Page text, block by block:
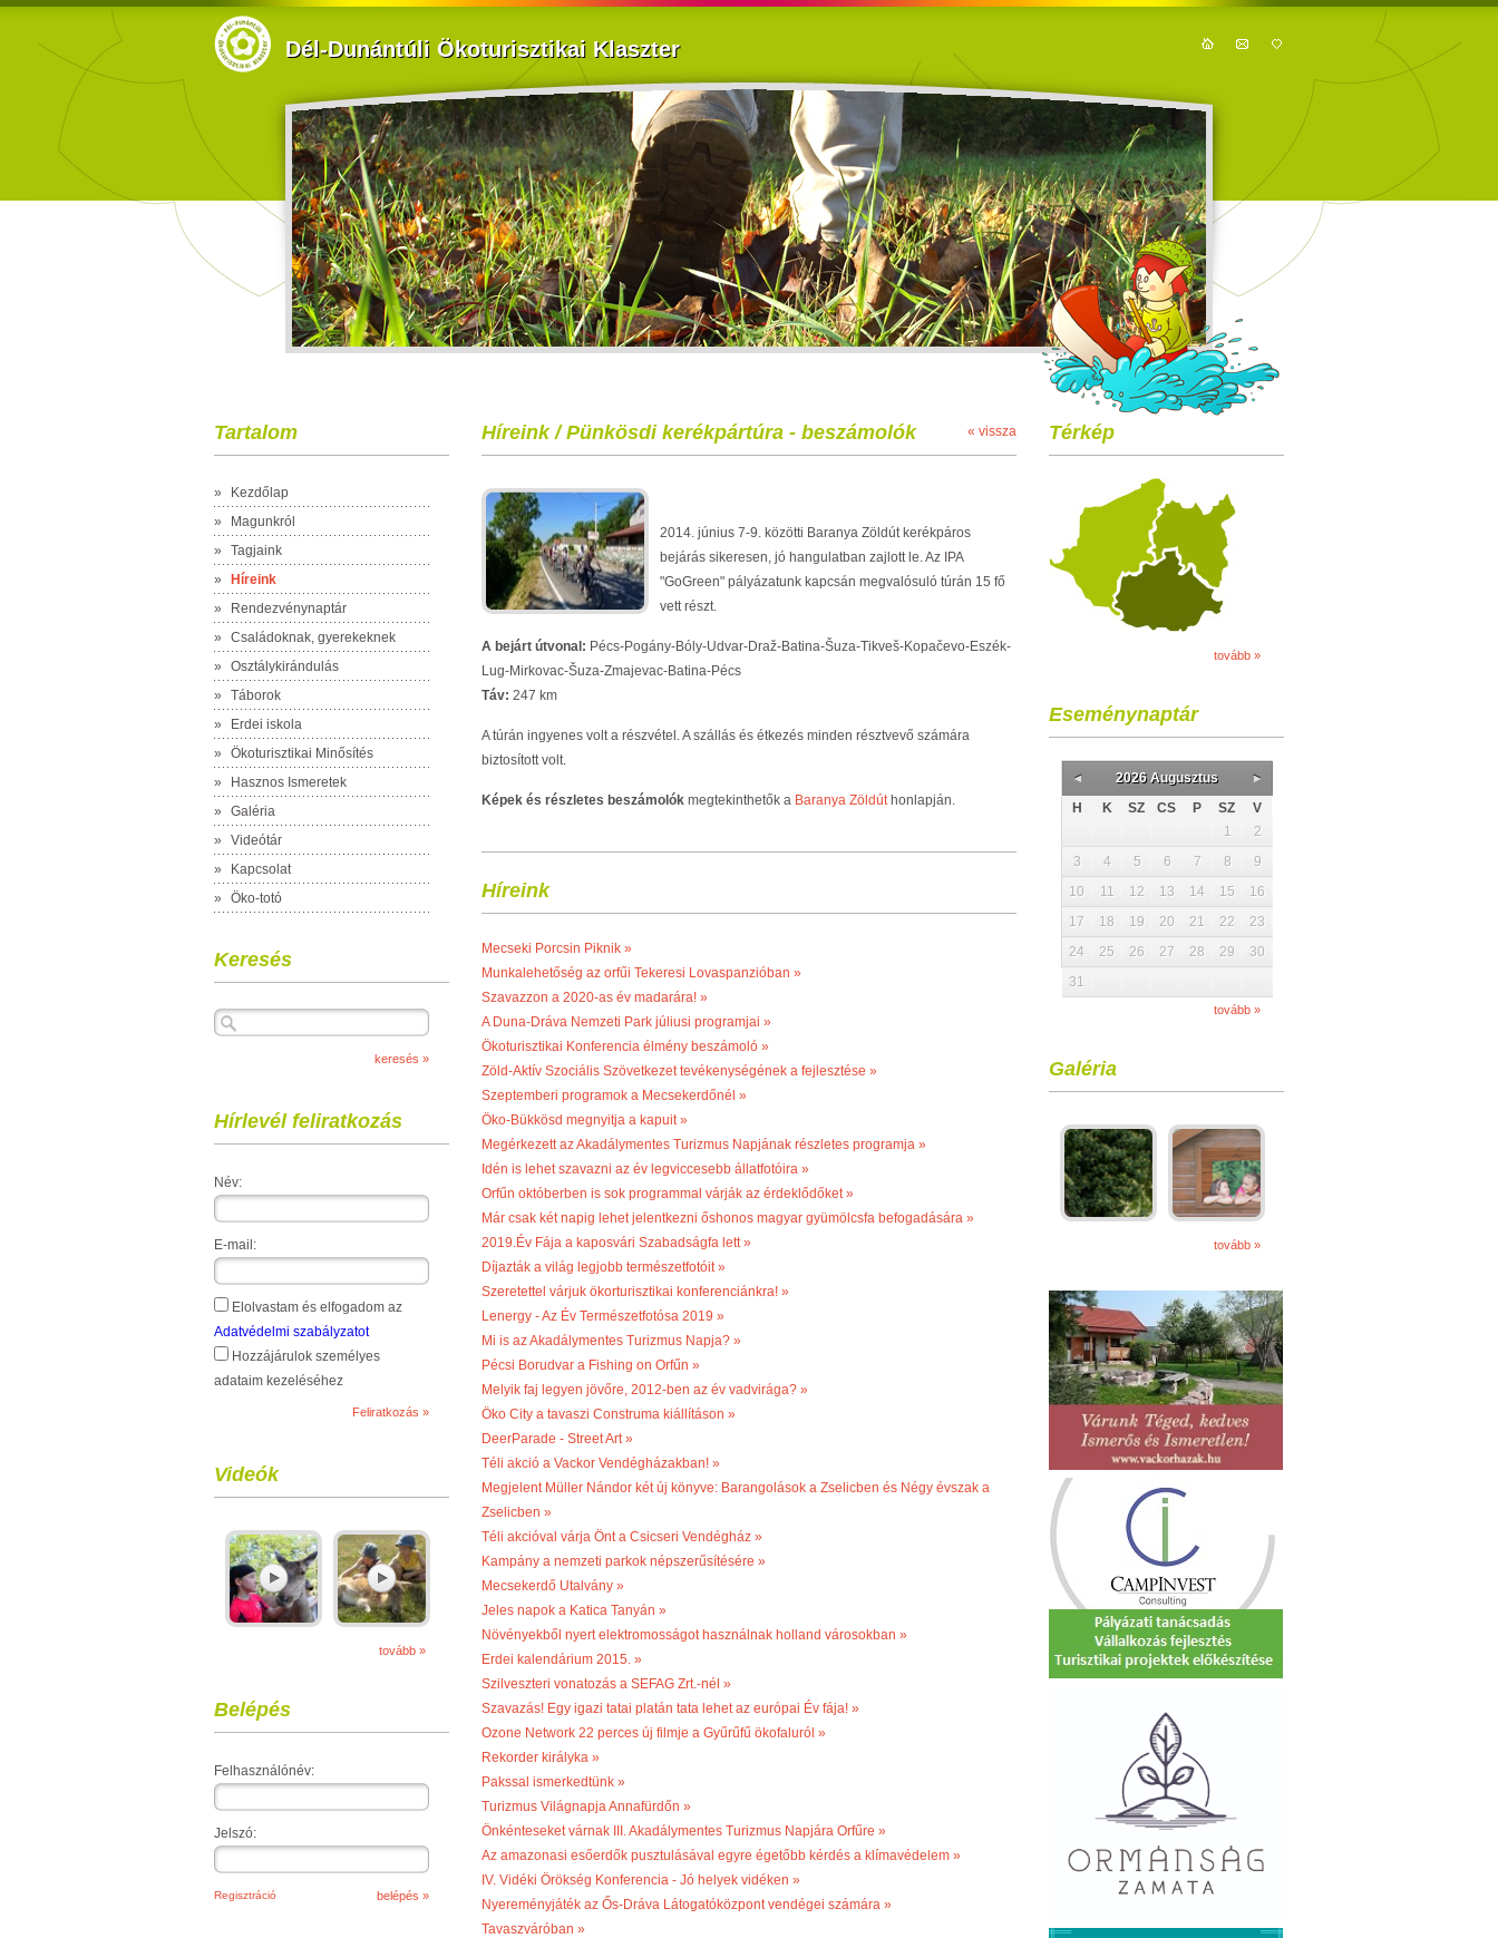
Dél-Dunántúli Ökoturisztikai Klaszter
Tartalom
»
Kezdőlap
»
Magunkról
»
Tagjaink
»
Híreink
»
Rendezvénynaptár
»
Családoknak, gyerekeknek
»
Osztálykirándulás
»
Táborok
»
Erdei iskola
»
Ökoturisztikai Minősítés
»
Hasznos Ismeretek
»
Galéria
»
Videótár
»
Kapcsolat
»
Öko-totó
Keresés
Hírlevél feliratkozás
Név:
E-mail:
Elolvastam és elfogadom az
Adatvédelmi szabályzatot
Hozzájárulok személyes
adataim kezeléséhez
Videók
tovább »
Belépés
Felhasználónév:
Jelszó:
Regisztráció
« vissza
Híreink / Pünkösdi kerékpártúra - beszámolók
2014. június 7-9. közötti Baranya Zöldút kerékpáros
bejárás sikeresen, jó hangulatban zajlott le. Az IPA
"GoGreen" pályázatunk kapcsán megvalósuló túrán 15 fő
vett részt.
A bejárt útvonal: Pécs-Pogány-Bóly-Udvar-Draž-Batina-Šuza-Tikveš-Kopačevo-Eszék-
Lug-Mirkovac-Šuza-Zmajevac-Batina-Pécs
Táv: 247 km
A túrán ingyenes volt a részvétel. A szállás és étkezés minden résztvevő számára
biztosított volt.
Képek és részletes beszámolók megtekinthetők a Baranya Zöldúthonlapján.
Híreink
Mecseki Porcsin Piknik »
Munkalehetőség az orfűi Tekeresi Lovaspanzióban »
Szavazzon a 2020-as év madarára! »
A Duna-Dráva Nemzeti Park júliusi programjai »
Ökoturisztikai Konferencia élmény beszámoló »
Zöld-Aktív Szociális Szövetkezet tevékenységének a fejlesztése »
Szeptemberi programok a Mecsekerdőnél »
Öko-Bükkösd megnyitja a kapuit »
Megérkezett az Akadálymentes Turizmus Napjának részletes programja »
Idén is lehet szavazni az év legviccesebb állatfotóira »
Orfűn októberben is sok programmal várják az érdeklődőket »
Már csak két napig lehet jelentkezni őshonos magyar gyümölcsfa befogadására »
2019.Év Fája a kaposvári Szabadságfa lett »
Díjazták a világ legjobb természetfotóit »
Szeretettel várjuk ökorturisztikai konferenciánkra! »
Lenergy - Az Év Természetfotósa 2019 »
Mi is az Akadálymentes Turizmus Napja? »
Pécsi Borudvar a Fishing on Orfűn »
Melyik faj legyen jövőre, 2012-ben az év vadvirága? »
Öko City a tavaszi Construma kiállításon »
DeerParade - Street Art »
Téli akció a Vackor Vendégházakban! »
Megjelent Müller Nándor két új könyve: Barangolások a Zselicben és Négy évszak a
Zselicben »
Téli akcióval várja Önt a Csicseri Vendégház »
Kampány a nemzeti parkok népszerűsítésére »
Mecsekerdő Utalvány »
Jeles napok a Katica Tanyán »
Növényekből nyert elektromosságot használnak holland városokban »
Erdei kalendárium 2015. »
Szilveszteri vonatozás a SEFAG Zrt.-nél »
Szavazás! Egy igazi tatai platán tata lehet az európai Év fája! »
Ozone Network 22 perces új filmje a Gyűrűfű ökofaluról »
Rekorder királyka »
Pakssal ismerkedtünk »
Turizmus Világnapja Annafürdőn »
Önkénteseket várnak III. Akadálymentes Turizmus Napjára Orfűre »
Az amazonasi esőerdők pusztulásával egyre égetőbb kérdés a klímavédelem »
IV. Vidéki Örökség Konferencia - Jó helyek vidéken »
Nyereményjáték az Ős-Dráva Látogatóközpont vendégei számára »
Tavaszváróban »
Térkép
tovább »
Eseménynaptár
2026 Augusztus
H
K SZ CS P SZ
V
1
2
3
4 5 6 7 8
9
10
11 12 13 14 15
16
17
18 19 20 21 22
23
24
25 26 27 28 29
30
31
tovább »
Galéria
tovább »